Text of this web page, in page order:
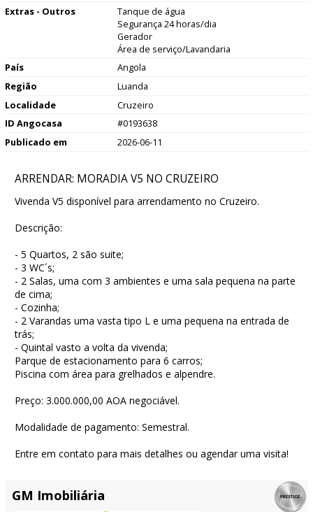
Extras - Outros
Tanque de água
Segurança 24 horas/dia
Gerador
Área de serviço/Lavandaria
País
Angola
Região
Luanda
Localidade
Cruzeiro
ID Angocasa
#0193638
Publicado em
2026-06-11
ARRENDAR: MORADIA V5 NO CRUZEIRO
Vivenda V5 disponível para arrendamento no Cruzeiro.
Descrição:
- 5 Quartos, 2 são suite;
- 3 WC´s;
- 2 Salas, uma com 3 ambientes e uma sala pequena na parte
de cima;
- Cozinha;
- 2 Varandas uma vasta tipo L e uma pequena na entrada de
trás;
- Quintal vasto a volta da vivenda;
Parque de estacionamento para 6 carros;
Piscina com área para grelhados e alpendre.
Preço: 3.000.000,00 AOA negociável.
Modalidade de pagamento: Semestral.
Entre em contato para mais detalhes ou agendar uma visita!
GM Imobiliária